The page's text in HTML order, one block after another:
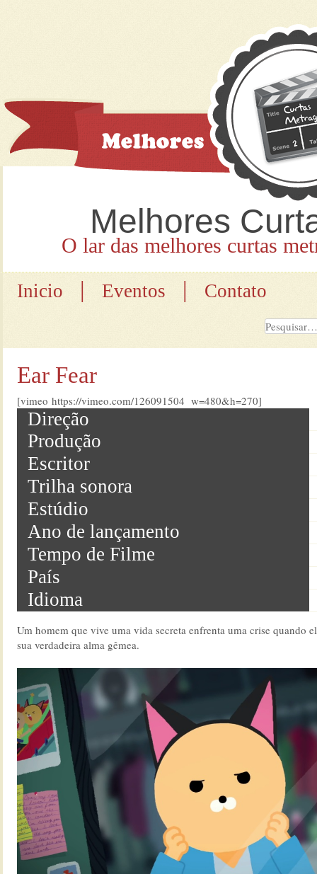
Melhores
O lar das melhores curtas
Inicio | Eventos | Contato
Ear Fear
[vimeo https://vimeo.com/126091504 w=480&h=270]
Direção
Produção
Escritor
Trilha sonora
Estúdio
Ano de lançamento
Tempo de Filme
País
Idioma
Um homem que vive uma vida secreta enfrenta uma crise quando
sua verdadeira alma gêmea.